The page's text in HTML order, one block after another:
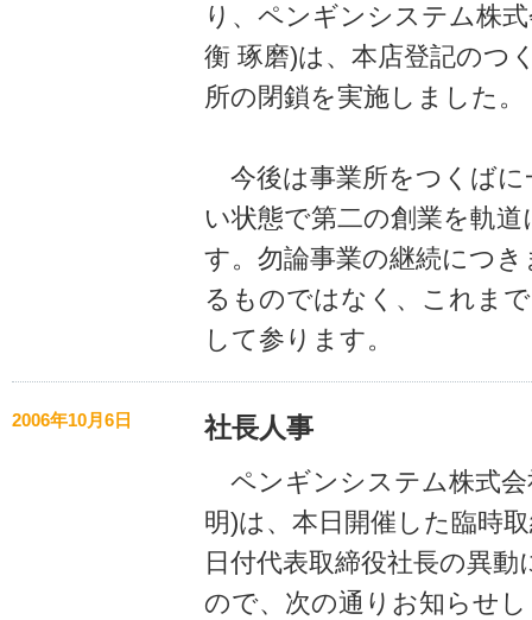
り、ペンギンシステム株
衡 琢磨)は、本店登記のつ
所の閉鎖を実施しました。
今後は事業所をつくばに
い状態で第二の創業を軌
す。勿論事業の継続につ
るものではなく、これま
して参ります。
2006年10月6日 社長人事
ペンギンシステム株式会
明)は、本日開催した臨時
日付代表取締役社長の異
ので、次の通りお知らせ